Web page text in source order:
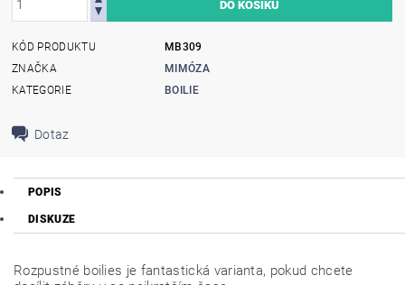
KÓD PRODUKTU
MB309
ZNAČKA
MIMÓZA
KATEGORIE
BOILIE
Dotaz
POPIS
DISKUZE
Rozpustné boilies je fantastická varianta, pokud chcete